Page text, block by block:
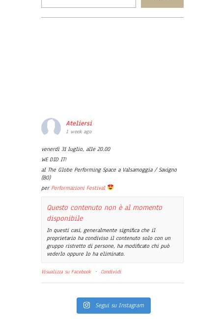
Ateliersi
1 week ago
venerdì 31 luglio, alle 20.00
WE DID IT!
al The Globe Performing Space a Valsamoggia / Savigno
(BO)
per Performazioni Festival
Questo contenuto non è al momento
disponibile
In questi casi, generalmente significa che il
proprietario ha condiviso il contenuto solo con un
gruppo ristretto di persone, ha modificato chi può
vederlo oppure lo ha eliminato.
Visualizza su Facebook · Condividi
Segui su Instagram